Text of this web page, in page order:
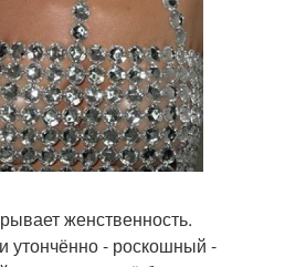
женственность.
утончённо - роскошный -